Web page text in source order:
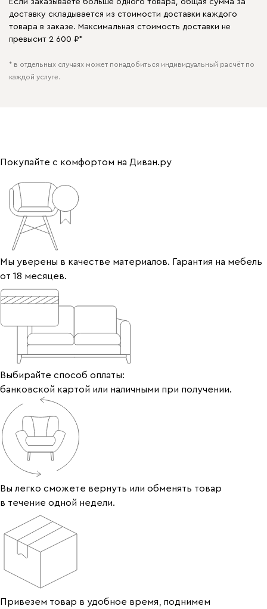
Если заказываете больше одного товара, общая сумма за
доставку складывается из стоимости доставки каждого
товара в заказе. Максимальная стоимость доставки не
превысит 2 600 ₽*
* в отдельных случаях может понадобиться индивидуальный расчёт по
каждой услуге.
Покупайте с комфортом на Диван.ру
Мы уверены в качестве материалов. Гарантия на мебель
от 18 месяцев.
Выбирайте способ оплаты:
банковской картой или наличными при получении.
Вы легко сможете вернуть или обменять товар
в течение одной недели.
Привезем товар в удобное время, поднимем